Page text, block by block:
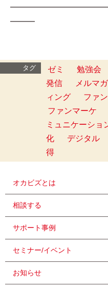
━━━
タグ ゼミ 勉強会
発信
メルマガ
ィング
ファン
ファンマーケ
ミュニケーショ
化
デジタル
得
オカビズとは
相談する
サポート事例
セミナー/イベント
お知らせ